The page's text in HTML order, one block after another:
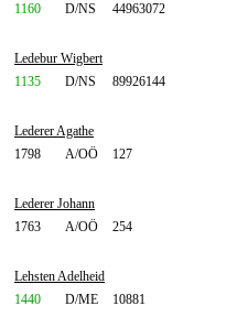
1160
D/NS 44963072
Ledebur Wigbert
1135
D/NS 89926144
Lederer Agathe
1798
A/OÖ 127
Lederer Johann
1763
A/OÖ 254
Lehsten Adelheid
1440
D/ME 10881